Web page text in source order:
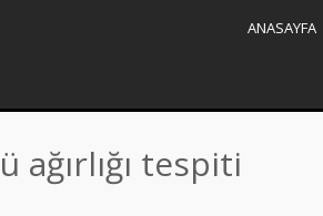
ANASAYFA
ağırlığı tespiti